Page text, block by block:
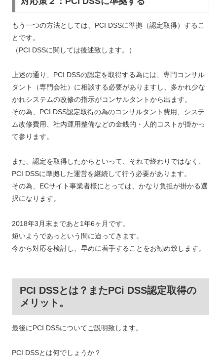
もう一つの方法としては、PCI DSSに準拠（認定取得）するこ
とです。
（PCI DSSに関しては後述致します。）
上述の通り、PCI DSSの認定を取得する為には、専門コンサル
タント（専門会社）に相談する必要がありますし、多かれ少な
かれシステムの改修の指示がコンサルタントから出ます。
その為、PCI DSS認定取得の為のコンサルタント費用、システ
ム改修費用、社内運用整備などの金銭的・人的コストが掛かっ
て参ります。
また、認定を取得したからといって、それで終わりではなく、
PCI DSSに準拠した運営を継続して行う必要があります。
その為、ECサイト事業者様にとっては、かなり負担が掛かる選
択になります。
2018年3月末まであと1年6ヶ月です。
短いようであっという間に迫ってきます。
今から対応を検討し、早めに着手することをお勧め致します。
PCI DSSとは？またPCi DSS認定取得の
メリット。
最後にPCI DSSについてご説明致します。
PCI DSSとは何でしょうか？